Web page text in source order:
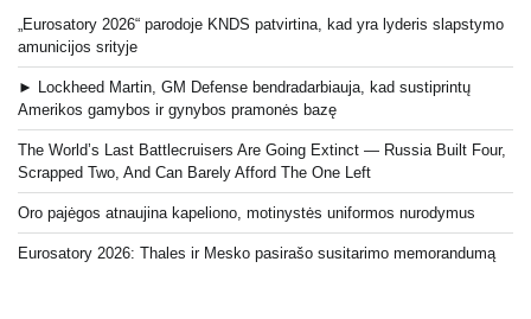
„Eurosatory 2026“ parodoje KNDS patvirtina, kad yra lyderis slapstymo
amunicijos srityje
► Lockheed Martin, GM Defense bendradarbiauja, kad sustiprintų
Amerikos gamybos ir gynybos pramonės bazę
The World’s Last Battlecruisers Are Going Extinct — Russia Built Four,
Scrapped Two, And Can Barely Afford The One Left
Oro pajėgos atnaujina kapeliono, motinystės uniformos nurodymus
Eurosatory 2026: Thales ir Mesko pasirašo susitarimo memorandumą